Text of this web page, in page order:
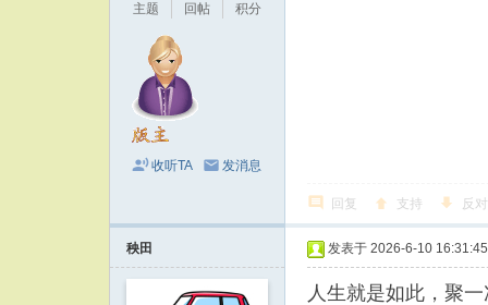
主题
回帖
积分
收听TA 发消息
回复 支持 反对
秧田 发表于 2026-6-10 16:31:45
人生就是如此，聚